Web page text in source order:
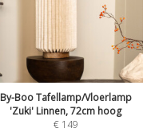
By-Boo Tafellamp/Vloerlamp
'Zuki' Linnen, 72cm hoog
€ 149